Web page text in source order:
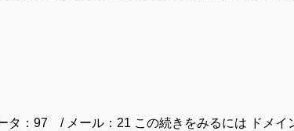
タ：97 / メール：21 この続きをみるには ドメイ